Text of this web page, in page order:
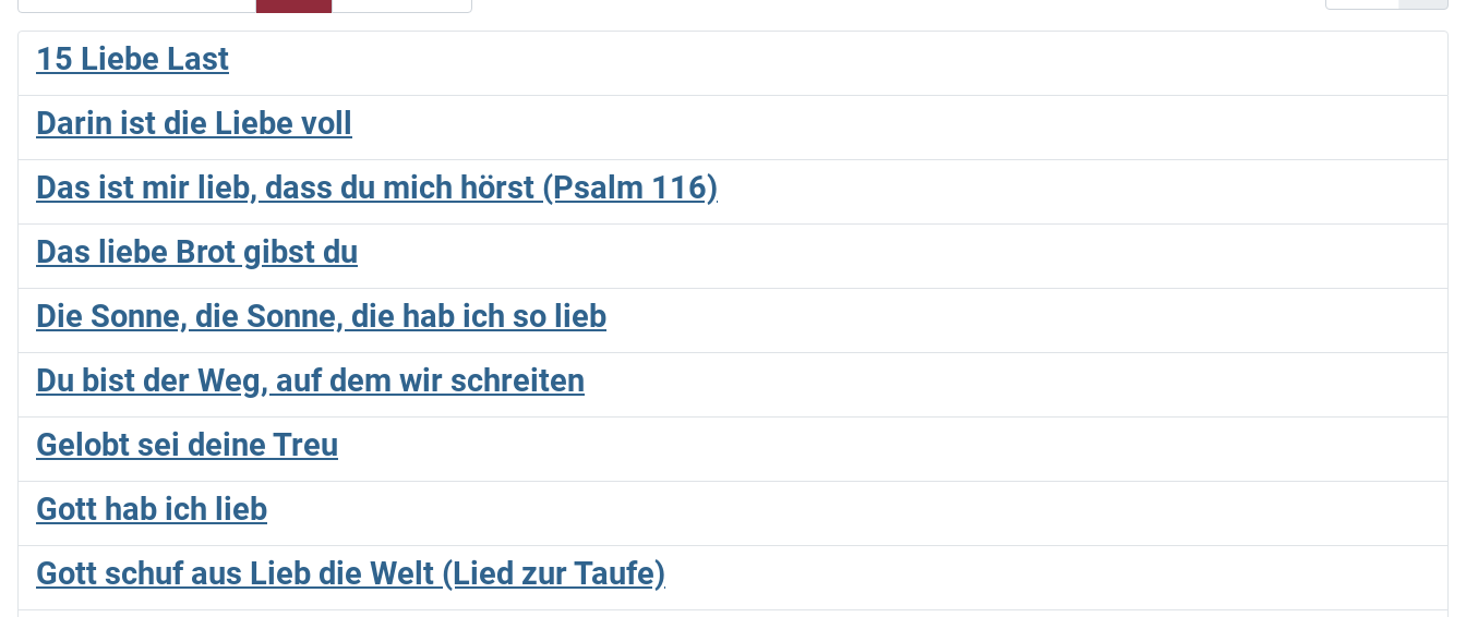
15 Liebe Last
Darin ist die Liebe voll
Das ist mir lieb, dass du mich hörst (Psalm 116)
Das liebe Brot gibst du
Die Sonne, die Sonne, die hab ich so lieb
Du bist der Weg, auf dem wir schreiten
Gelobt sei deine Treu
Gott hab ich lieb
Gott schuf aus Lieb die Welt (Lied zur Taufe)